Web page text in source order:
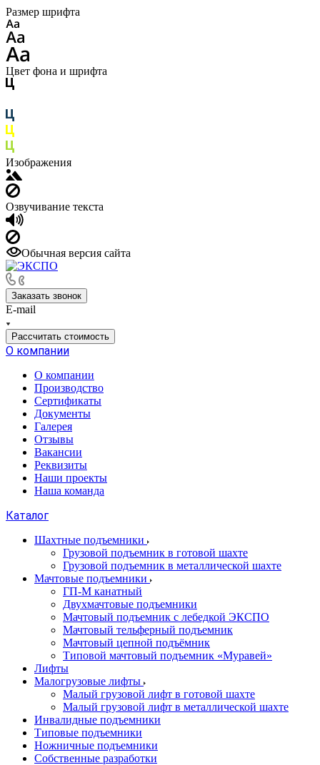
Размер шрифта
Цвет фона и шрифта
Изображения
Озвучивание текста
Обычная версия сайта
Заказать звонок
E-mail
Рассчитать стоимость
О компании
О компании
Производство
Сертификаты
Документы
Галерея
Отзывы
Вакансии
Реквизиты
Наши проекты
Наша команда
Каталог
Шахтные подъемники
Грузовой подъемник в готовой шахте
Грузовой подъемник в металлической шахте
Мачтовые подъемники
ГП-М канатный
Двухмачтовые подъемники
Мачтовый подъемник с лебедкой ЭКСПО
Мачтовый тельферный подъемник
Мачтовый цепной подъёмник
Типовой мачтовый подъемник «Муравей»
Лифты
Малогрузовые лифты
Малый грузовой лифт в готовой шахте
Малый грузовой лифт в металлической шахте
Инвалидные подъемники
Типовые подъемники
Ножничные подъемники
Собственные разработки